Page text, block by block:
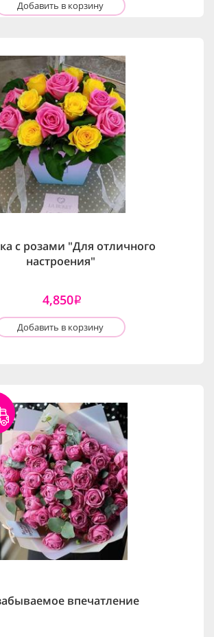
Добавить в корзину
с розами "Для отличного
настроения"
4,850i
Добавить в корзину
впечатление